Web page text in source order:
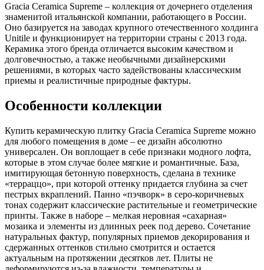
Gracia Ceramica Supreme – коллекция от дочернего отделения
знаменитой итальянской компании, работающего в России.
Оно базируется на заводах крупного отечественного холдинга
Unitile и функционирует на территории страны с 2013 года.
Керамика этого бренда отличается высоким качеством и
долговечностью, а также необычными дизайнерскими
решениями, в которых часто задействованы классическим
приемы и реалистичные природные фактуры.
Особенности коллекции
Купить керамическую плитку Gracia Ceramica Supreme можно
для любого помещения в доме – ее дизайн абсолютно
универсален. Он воплощает в себе признаки модного лофта,
которые в этом случае более мягкие и романтичные. База,
имитирующая бетонную поверхность, сделана в технике
«терраццо», при которой оттенку придается глубина за счет
пестрых вкраплений. Панно «пэчворк» в серо-коричневых
тонах содержит классические растительные и геометрические
принты. Также в наборе – мелкая неровная «сахарная»
мозаика и элементы из длинных реек под дерево. Сочетание
натуральных фактур, популярных приемов декорирования и
сдержанных оттенков стильно смотрится и остается
актуальным на протяжении десятков лет. Плиты не